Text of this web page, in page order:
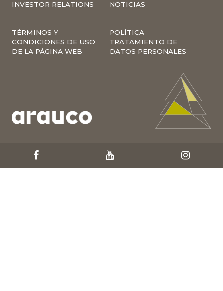
INVESTOR RELATIONS NOTICIAS
TÉRMINOS Y
CONDICIONES DE USO
DE LA PÁGINA WEB
POLÍTICA
TRATAMIENTO DE
DATOS PERSONALES